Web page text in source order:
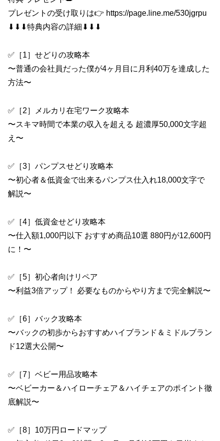
プレゼントの受け取りは👉 https://page.line.me/530jgrpu
⬇︎⬇︎⬇︎特典内容の詳細⬇︎⬇︎⬇︎
✅［1］せどりの攻略本
〜普通の会社員だった僕が4ヶ月目に月利40万を達成した
方法〜
✅［2］メルカリ在宅ワーク攻略本
〜スキマ時間で本業の収入を超える 超濃厚50,000文字超
え〜
✅［3］パンプスせどり攻略本
〜初心者＆低資金で出来るパンプス仕入れ18,000文字で
解説〜
✅［4］低資金せどり攻略本
〜仕入額1,000円以下 おすすめ商品10選 880円が12,600円
に！〜
✅［5］初心者向けリペア
〜利益3倍アップ！ 必要なものからやり方まで完全解説〜
✅［6］バック攻略本
〜バックの初歩からおすすめハイブランド＆ミドルブラン
ド12選大公開〜
✅［7］ベビー用品攻略本
〜ベビーカー＆ハイローチェア＆ハイチェアのポイント徹
底解説〜
✅［8］10万円ロードマップ